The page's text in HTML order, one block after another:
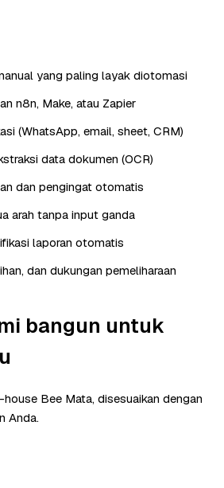
yang paling layak diotomasi
n8n, Make, atau Zapier
(WhatsApp, email, sheet, CRM)
data dokumen (OCR)
dan pengingat otomatis
arah tanpa input ganda
laporan otomatis
dan dukungan pemeliharaan
bangun untuk
Bee Mata, disesuaikan dengan
Anda.